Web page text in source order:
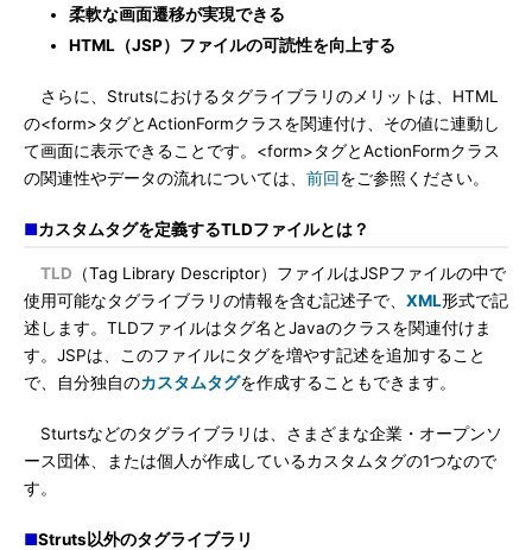
柔軟な画面遷移が実現できる
HTML（JSP）ファイルの可読性を向上する
さらに、Strutsにおけるタグライブラリのメリットは、HTML
の<form>タグとActionFormクラスを関連付け、その値に連動し
て画面に表示できることです。<form>タグとActionFormクラス
の関連性やデータの流れについては、 前回をご参照ください。
■カスタムタグを定義するTLDファイルとは？
TLD （Tag Library Descriptor）ファイルはJSPファイルの中で
使用可能なタグライブラリの情報を含む記述子で、 XML形式で記
述します。TLDファイルはタグ名とJavaのクラスを関連付けま
す。JSPは、このファイルにタグを増やす記述を追加すること
で、自分独自のカスタムタグを作成することもできます。
Sturtsなどのタグライブラリは、さまざまな企業・オープンソ
ース団体、または個人が作成しているカスタムタグの1つなので
す。
■Struts以外のタグライブラリ